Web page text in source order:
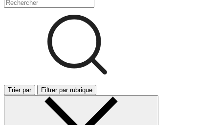
Trier par Filtrer par rubrique